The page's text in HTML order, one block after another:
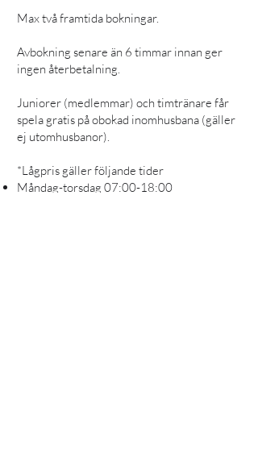
Max två framtida bokningar.
Avbokning senare än 6 timmar innan ger
ingen återbetalning.
Juniorer (medlemmar) och timtränare får
spela gratis på obokad inomhusbana (gäller
ej utomhusbanor).
*Lågpris gäller följande tider
Måndag-torsdag 07:00-18:00